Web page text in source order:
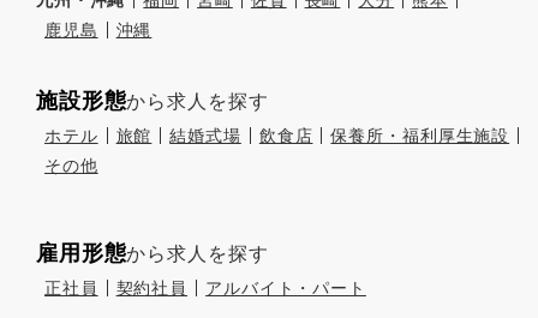
鹿児島
沖縄
施設形態から求人を探す
ホテル 旅館 結婚式場 飲食店
保養所・福利厚生施設
その他
雇用形態から求人を探す
正社員 契約社員 アルバイト・パート